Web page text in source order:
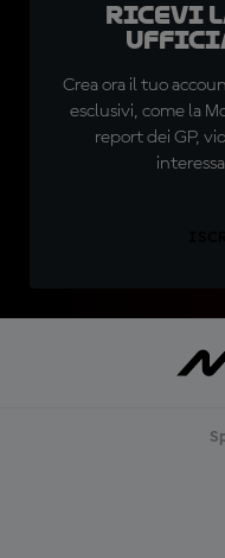
Ricevi
Crea ora il tuo
esclusivi, come la
report dei GP,